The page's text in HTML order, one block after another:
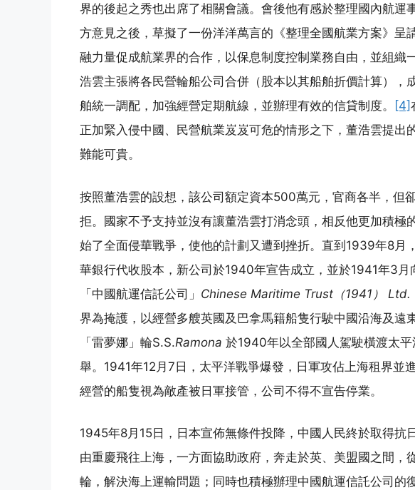
界的後起之秀也出席了相關會議。會後他有感於整理國內航運
方意見之後，草擬了一份洋洋萬言的《整理全國航業方案》呈
融力量促成航業界的合作，以保息制度控制業務自由，並組織
浩雲主張將各民營輪船公司合併（股本以其船舶折價計算），
舶統一調配，加強經營定期航線，並辦理有效的信貸制度。
[4]
正加緊入侵中國、民營航業岌岌可危的情形之下，董浩雲提出
難能可貴。
按照董浩雲的設想，該公司額定資本500萬元，官商各半，但
拒。國家不予支持並沒有讓董浩雲打消念頭，相反他更加積極
始了全面侵華戰爭，使他的計劃又遭到挫折。直到1939年8月
華銀行代收股本，新公司於1940年宣告成立，並於1941年3
「中國航運信託公司」 Chinese Maritime Trust（1941） Ltd.
界為掩護，以經營多艘英國及巴拿馬籍船隻行駛中國沿海及遠
「雷夢娜」輪S.S.Ramona 於1940年以全部國人駕駛橫渡太
舉。1941年12月7日，太平洋戰爭爆發，日軍攻佔上海租界並
經營的船隻視為敵產被日軍接管，公司不得不宣告停業。
1945年8月15日，日本宣佈無條件投降，中國人民終於取得抗
由重慶飛往上海，一方面協助政府，奔走於英、美盟國之間，
輪，解決海上運輸問題；同時也積極辦理中國航運信託公司的